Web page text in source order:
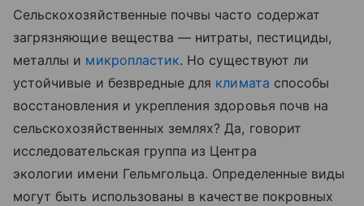
Сельскохозяйственные почвы часто содержат
загрязняющие вещества — нитраты, пестициды,
металлы и микропластик. Но существуют ли
устойчивые и безвредные для климата способы
восстановления и укрепления здоровья почв на
сельскохозяйственных землях? Да, говорит
исследовательская группа из Центра
экологии имени Гельмгольца. Определенные виды
могут быть использованы в качестве покровных